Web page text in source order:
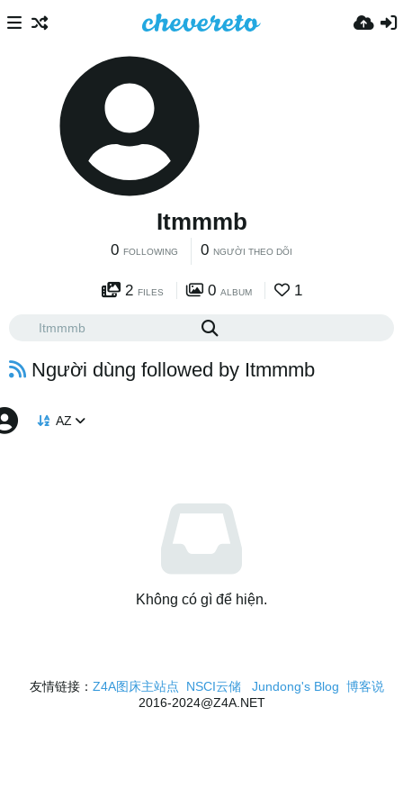
Itmmmb
0 FOLLOWING 0 NGƯỜI THEO DÕI
2 FILES 0 ALBUM 1
Người dùng followed by Itmmmb
AZ
Không có gì để hiện.
友情链接： Z4A图床主站点 NSCI云储 Jundong's Blog 博客说
2016-2024@Z4A.NET